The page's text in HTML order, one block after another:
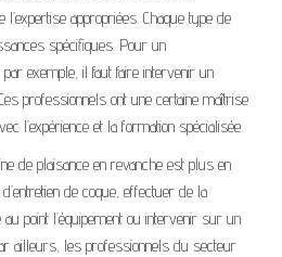
appropriées. Chaque type de
spécifiques. Pour un
exemple, il faut faire intervenir un
professionnels ont une certaine maîtrise
l’expérience et la formation spécialisée.
de plaisance en revanche est plus en
de coque, effectuer de la
point l’équipement ou intervenir sur un
ailleurs, les professionnels du secteur